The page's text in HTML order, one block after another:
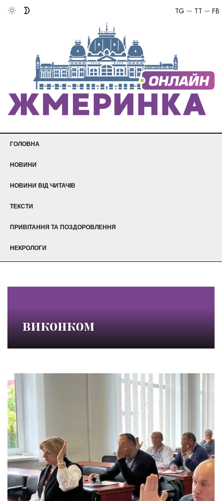
FB
TT
TG
ГОЛОВНА
НОВИНИ
НОВИНИ ВІД ЧИТАЧІВ
ТЕКСТИ
ПРИВІТАННЯ ТА ПОЗДОРОВЛЕННЯ
НЕКРОЛОГИ
виконком